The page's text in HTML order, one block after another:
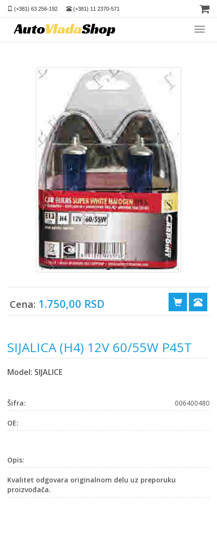
(+381) 63 256-192 (+381) 11 2370-571
Cena: 1.750,00 RSD
SIJALICA (H4) 12V 60/55W P45T
Model: SIJALICE
Šifra: 006400480
OE:
Opis:
Kvalitet odgovara originalnom delu uz preporuku
proizvođača.